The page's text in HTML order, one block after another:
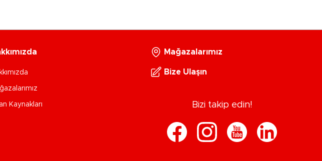
Kaynakları
Mağazalarımız
Bize Ulaşın
Bizi takip edin!